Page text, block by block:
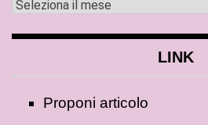
LINK
Proponi articolo